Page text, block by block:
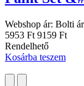
Webshop ár: Bolti
5953 Ft 9159 Ft
Rendelhető
Kosárba teszem